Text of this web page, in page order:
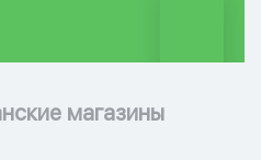
магазины